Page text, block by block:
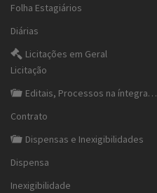
Folha Estagiários
Diárias
Licitações em Geral
Licitação
Editais, Processos na íntegra…
Contrato
Dispensas e Inexigibilidades
Dispensa
Inexigibilidade